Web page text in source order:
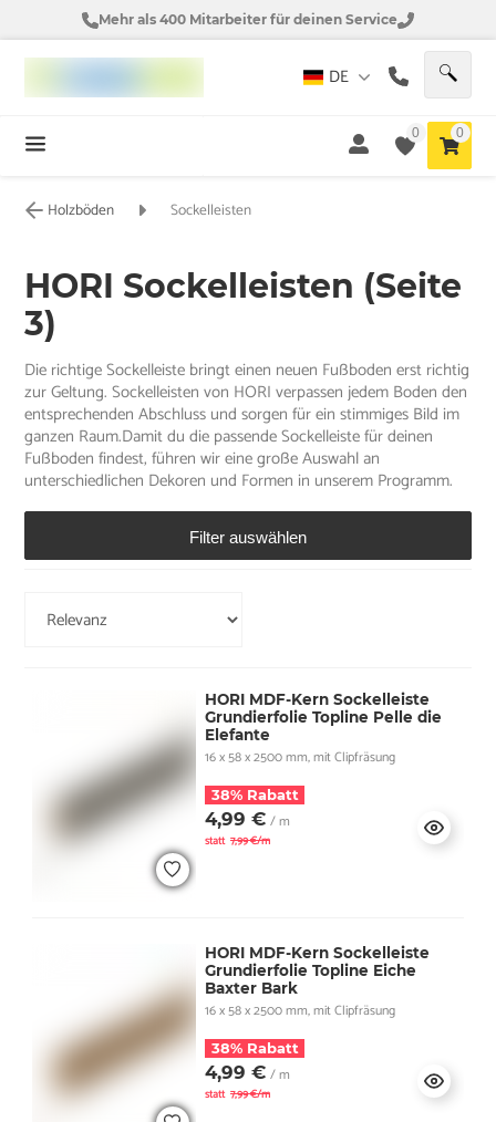
Mehr als 400 Mitarbeiter für deinen Service
DE
0 0
Holzböden Sockelleisten
HORI Sockelleisten (Seite
3)
Die richtige Sockelleiste bringt einen neuen Fußboden erst richtig
zur Geltung. Sockelleisten von HORI verpassen jedem Boden den
entsprechenden Abschluss und sorgen für ein stimmiges Bild im
ganzen Raum.Damit du die passende Sockelleiste für deinen
Fußboden findest, führen wir eine große Auswahl an
unterschiedlichen Dekoren und Formen in unserem Programm.
Filter auswählen
HORI MDF-Kern Sockelleiste
Grundierfolie Topline Pelle die
Elefante
16 x 58 x 2500 mm, mit Clipfräsung
38% Rabatt
4,99 € / m
statt 7,99 €/m
HORI MDF-Kern Sockelleiste
Grundierfolie Topline Eiche
Baxter Bark
16 x 58 x 2500 mm, mit Clipfräsung
38% Rabatt
4,99 € / m
statt 7,99 €/m